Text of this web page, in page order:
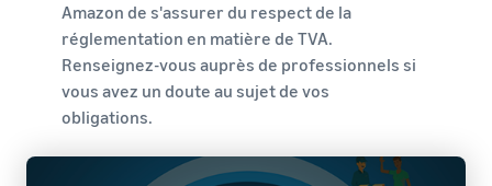
Comment vendre des
écouteurs en ligne
Vendez des écouteurs à des
clients du monde entier
Comment vendre des T-
Amazon de s'assurer du respect de la
réglementation en matière de TVA.
Renseignez-vous auprès de professionnels si
vous avez un doute au sujet de vos
obligations.